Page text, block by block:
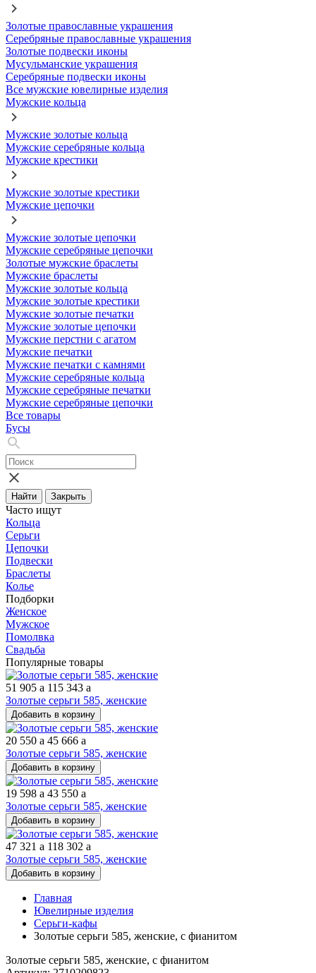
Золотые православные украшения
Серебряные православные украшения
Золотые подвески иконы
Мусульманские украшения
Серебряные подвески иконы
Все мужские ювелирные изделия
Мужские кольца
Мужские золотые кольца
Мужские серебряные кольца
Мужские крестики
Мужские золотые крестики
Мужские цепочки
Мужские золотые цепочки
Мужские серебряные цепочки
Золотые мужские браслеты
Мужские браслеты
Мужские золотые кольца
Мужские золотые крестики
Мужские золотые печатки
Мужские золотые цепочки
Мужские перстни с агатом
Мужские печатки
Мужские печатки с камнями
Мужские серебряные кольца
Мужские серебряные печатки
Мужские серебряные цепочки
Все товары
Бусы
Найти Закрыть
Часто ищут
Кольца
Серьги
Цепочки
Подвески
Браслеты
Колье
Подборки
Женское
Мужское
Помолвка
Свадьба
Популярные товары
51 905 a 115 343 a
Золотые серьги 585, женские
Добавить в корзину
20 550 a 45 666 a
Золотые серьги 585, женские
Добавить в корзину
19 598 a 43 550 a
Золотые серьги 585, женские
Добавить в корзину
47 321 a 118 302 a
Золотые серьги 585, женские
Добавить в корзину
Главная
Ювелирные изделия
Серьги-кафы
Золотые серьги 585, женские, с фианитом
Золотые серьги 585, женские, с фианитом